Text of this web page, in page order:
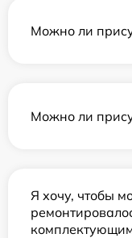
Можно ли
Можно ли
Я хочу, чтобы